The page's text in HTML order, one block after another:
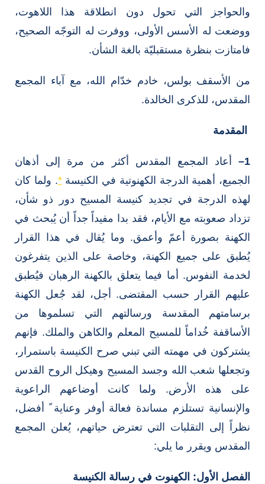
والحواجز التي تحول دون انطلاقة هذا اللاهوت،
ووضعت له الأسس الأولى، ووفرت له التوجّه الصحيح،
فامتازت بنظرة مستقبليّة بالغة الشأن.
من الأسقف بولس، خادم خدّام الله، مع آباء المجمع
المقدس، للذكرى الخالدة.
المقدمة
1
–
أعاد المجمع المقدس أكثر من مرة إلى أذهان
الجميع، أهمية الدرجة الكهنوتية في الكنيسة*. ولما كان
لهذه الدرجة في تجديد كنيسة المسيح دور ذو شأن،
تزداد صعوبته مع الأيام، فقد بدا مفيداً جداً أن يُبحث في
الكهنة بصورة أعمّ وأعمق. وما يُقال في هذا القرار
يُطبق على جميع الكهنة، وخاصة على الذين يتفرغون
لخدمة النفوس. أما فيما يتعلق بالكهنة الرهبان فيُطبق
عليهم القرار حسب المقتضى. أجل، لقد جُعل الكهنة
برسامتهم المقدسة ورسالتهم التي تسلموها من
الأساقفة خُداماً للمسيح المعلم والكاهن والملك. فإنهم
يشتركون في مهمته التي تبني صرح الكنيسة باستمرار،
وتجعلها شعب الله وجسد المسيح وهيكل الروح القدس
على هذه الأرض. ولما كانت أوضاعهم الراعوية
والإنسانية تستلزم مساندة فعالة أوفر وعناية ً أفضل،
نظراً إلى التقلبات التي تعترض حياتهم، يُعلن المجمع
المقدس ويقرر ما يلي:
الفصل الأول: الكهنوت في رسالة الكنيسة